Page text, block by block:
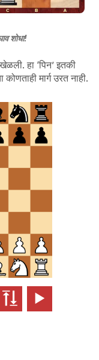
शोधा!
हा ‘पिन’ इतकी
मार्ग उरत नाही.
 